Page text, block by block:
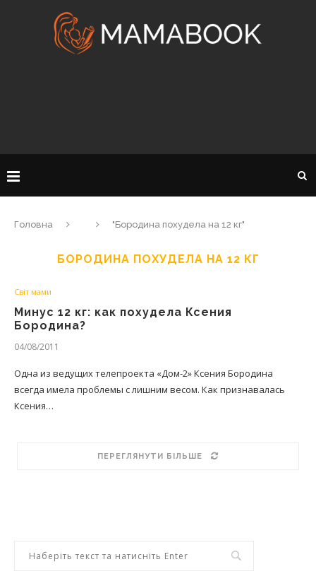
Головна "Бородина похудела на 12 кг"
БОРОДИНА ПОХУДЕЛА НА 12 КГ
Світ мами
Минус 12 кг: как похудела Ксения
Бородина?
04/08/2011
Одна из ведущих телепроекта «Дом-2» Ксения Бородина
всегда имела проблемы с лишним весом. Как признавалась
Ксения…
ПЕРЕГЛЯНУТИ БІЛЬШЕ